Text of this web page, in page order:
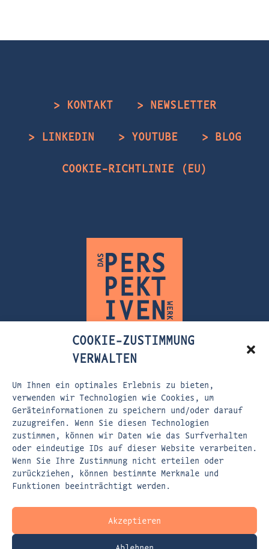
COOKIE-ZUSTIMMUNG
VERWALTEN
Um Ihnen ein optimales Erlebnis zu bieten,
verwenden wir Technologien wie Cookies, um
Geräteinformationen zu speichern und/oder darauf
zuzugreifen. Wenn Sie diesen Technologien
zustimmen, können wir Daten wie das Surfverhalten
oder eindeutige IDs auf dieser Website verarbeiten.
Wenn Sie Ihre Zustimmung nicht erteilen oder
zurückziehen, können bestimmte Merkmale und
Funktionen beeinträchtigt werden.
Akzeptieren
> KONTAKT > NEWSLETTER
> LINKEDIN > YOUTUBE > BLOG
COOKIE-RICHTLINIE (EU)
FLEISCHERSTRASSE 5
80337 MÜNCHEN
EMAIL:KONTAKT@DASPERSPEKTIVENWERK.DE
WEBSITE:WWW.DASPERSPEKTIVENWERK.DE